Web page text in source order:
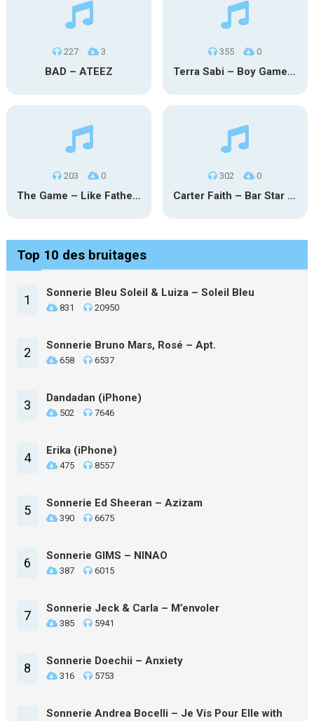
227 3
BAD – ATEEZ
355 0
Terra Sabi – Boy Game X Marcia Cruz
203 0
The Game – Like Father Like Daughter
302 0
Carter Faith – Bar Star Vevo
Top 10 des bruitages
1 Sonnerie Bleu Soleil & Luiza – Soleil Bleu
831 20950
2 Sonnerie Bruno Mars, Rosé – Apt.
658 6537
3 Dandadan (iPhone)
502 7646
4 Erika (iPhone)
475 8557
5 Sonnerie Ed Sheeran – Azizam
390 6675
6 Sonnerie GIMS – NINAO
387 6015
7 Sonnerie Jeck & Carla – M’envoler
385 5941
8 Sonnerie Doechii – Anxiety
316 5753
Sonnerie Andrea Bocelli – Je Vis Pour Elle with